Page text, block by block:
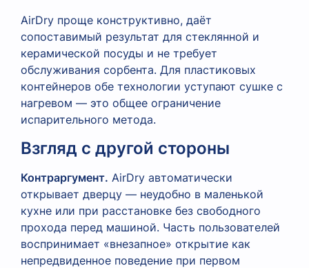
AirDry проще конструктивно, даёт
сопоставимый результат для стеклянной и
керамической посуды и не требует
обслуживания сорбента. Для пластиковых
контейнеров обе технологии уступают сушке с
нагревом — это общее ограничение
испарительного метода.
Взгляд с другой стороны
Контраргумент. AirDry автоматически
открывает дверцу — неудобно в маленькой
кухне или при расстановке без свободного
прохода перед машиной. Часть пользователей
воспринимает «внезапное» открытие как
непредвиденное поведение при первом